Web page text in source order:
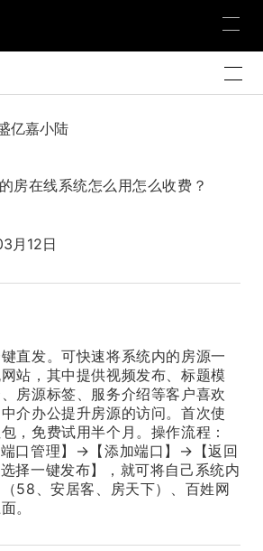
亿嘉小陆
房在线系统怎么用怎么收费？
月12日
直发。可快速将系统内的房源一
站，其中提供视频发布、标题模
房源标签、服务介绍等客户喜欢
介办公提升房源的访问。首次使
，免费试用半个月。操作流程：
端口管理】→【添加端口】→【返回
择一键发布】，就可将自己系统内
58、安居客、房天下）、百姓网
。